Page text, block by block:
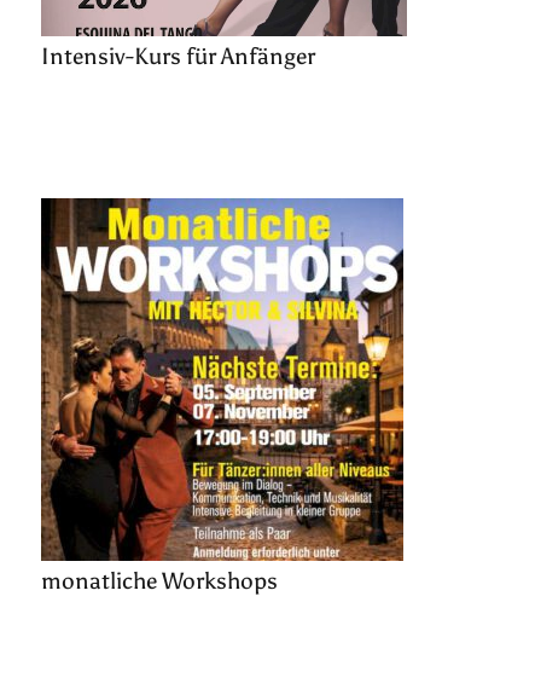
Intensiv-Kurs für Anfänger
monatliche Workshops